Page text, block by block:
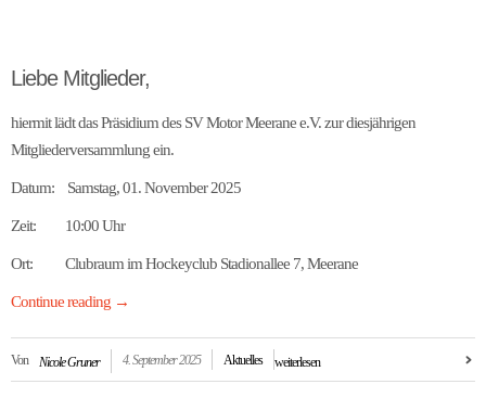
Liebe Mitglieder,
hiermit lädt das Präsidium des SV Motor Meerane e.V. zur diesjährigen
Mitgliederversammlung ein.
Datum: Samstag, 01. November 2025
Zeit: 10:00 Uhr
Ort: Clubraum im Hockeyclub Stadionallee 7, Meerane
Continue reading →
Von Nicole Gruner 4. September 2025 Aktuelles weiterlesen